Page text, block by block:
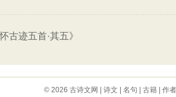
古迹五首·其五》
© 2026 古诗文网 诗文 名句 古籍| 作者